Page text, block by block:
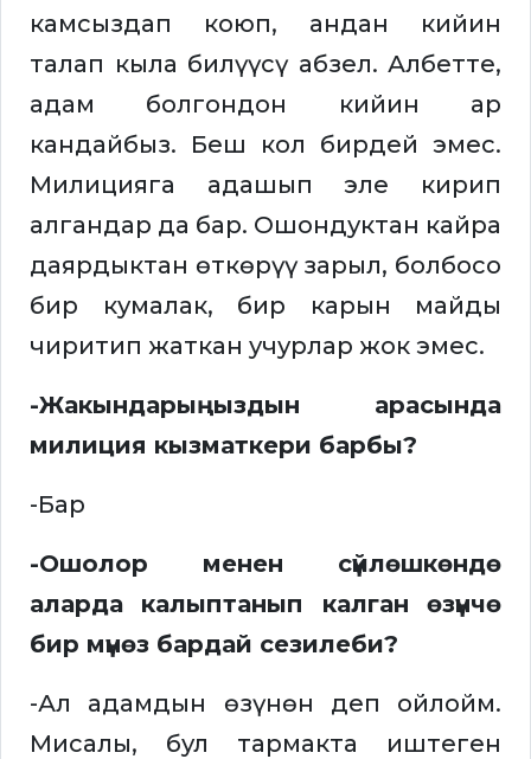
камсыздап коюп, андан кийин
талап кыла билүүсү абзел. Албетте,
адам болгондон кийин ар
кандайбыз. Беш кол бирдей эмес.
Милицияга адашып эле кирип
алгандар да бар. Ошондуктан кайра
даярдыктан өткөрүү зарыл, болбосо
бир кумалак, бир карын майды
чиритип жаткан учурлар жок эмес.
-Жакындарыңыздын арасында
милиция кызматкери барбы?
-Бар
-Ошолор менен сүйлөшкөндө
аларда калыптанып калган өзүнчө
бир мүнөз бардай сезилеби?
-Ал адамдын өзүнөн деп ойлойм.
Мисалы, бул тармакта иштеген